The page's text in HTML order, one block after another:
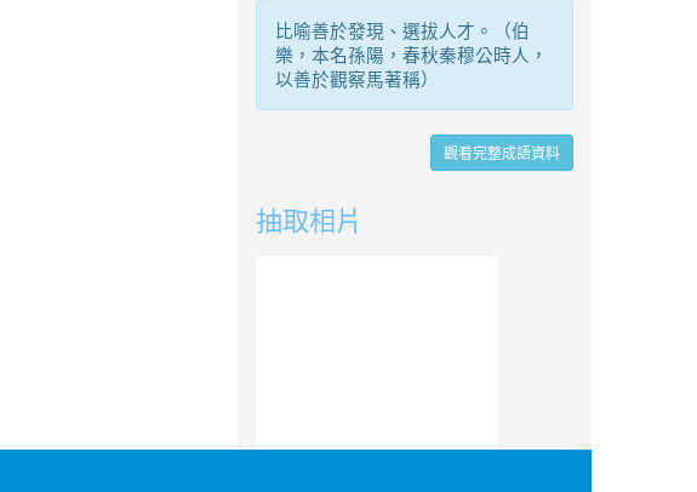
比喻善於發現、選拔人才。（伯
樂，本名孫陽，春秋秦穆公時人，
以善於觀察馬著稱）
觀看完整成語資料
抽取相片